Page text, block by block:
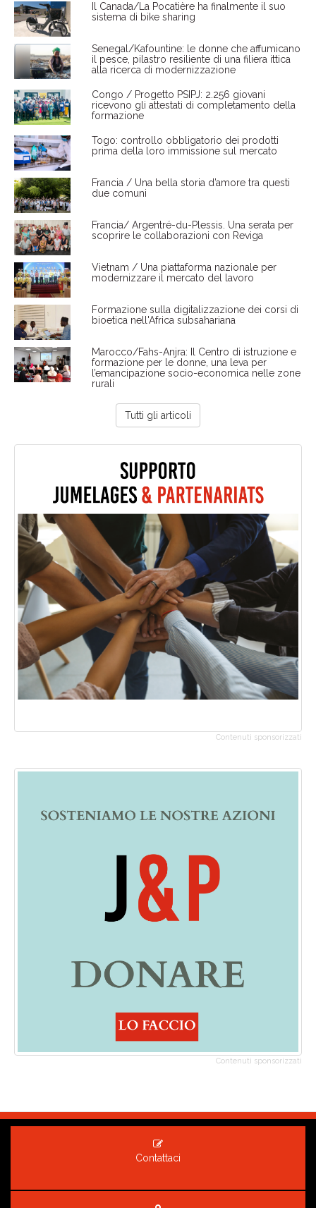
Il Canada/La Pocatière ha finalmente il suo
sistema di bike sharing
Senegal/Kafountine: le donne che affumicano
il pesce, pilastro resiliente di una filiera ittica
alla ricerca di modernizzazione
Congo / Progetto PSIPJ: 2.256 giovani
ricevono gli attestati di completamento della
formazione
Togo: controllo obbligatorio dei prodotti
prima della loro immissione sul mercato
Francia / Una bella storia d’amore tra questi
due comuni
Francia/ Argentré-du-Plessis. Una serata per
scoprire le collaborazioni con Reviga
Vietnam / Una piattaforma nazionale per
modernizzare il mercato del lavoro
Formazione sulla digitalizzazione dei corsi di
bioetica nell'Africa subsahariana
Marocco/Fahs-Anjra: Il Centro di istruzione e
formazione per le donne, una leva per
l’emancipazione socio-economica nelle zone
rurali
Tutti gli articoli
Contenuti sponsorizzati
Contenuti sponsorizzati
Contattaci